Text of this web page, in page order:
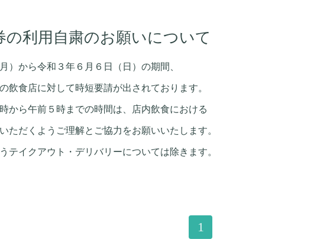
の利用自粛のお願いについて
）から令和３年６月６日（日）の期間、
飲食店に対して時短要請が出されております。
から午前５時までの時間は、店内飲食における
ただくようご理解とご協力をお願いいたします。
テイクアウト・デリバリーについては除きます。
1